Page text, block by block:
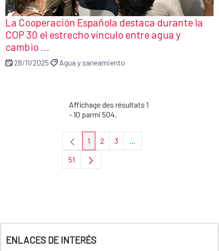
La Cooperación Española destaca durante la
COP 30 el estrecho vínculo entre agua y
cambio ...
28/11/2025 Agua y saneamiento
Affichage des résultats 1
- 10 parmi 504.
Page
1 Page
2 Page
3 ...Pages intermédiaires
Page
51
ENLACES DE INTERÉS